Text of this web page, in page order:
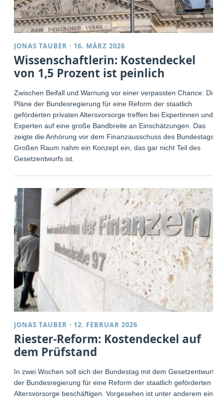
JONAS TAUBER · 16. MÄRZ 2026
Wissenschaftlerin: Kostendeckel
von 1,5 Prozent ist peinlich
Zwischen Beifall und Warnung vor einer verpassten Chance: Die
Pläne der Bundesregierung für eine Reform der staatlich
geförderten privaten Altersvorsorge treffen bei Expertinnen und
Experten auf eine große Bandbreite an Einschätzungen. Das
zeigte die Anhörung vor dem Finanzausschuss des Bundestags.
Großen Raum nahm ein Konzept ein, das gar nicht Teil des
Gesetzentwurfs ist.
JONAS TAUBER · 12. FEBRUAR 2026
Riester-Reform: Kostendeckel auf
dem Prüfstand
In zwei Wochen soll sich der Bundestag mit dem Gesetzentwurf
der Bundesregierung für eine Reform der staatlich geförderten
Altersvorsorge beschäftigen. Vorgesehen ist unter anderem ein